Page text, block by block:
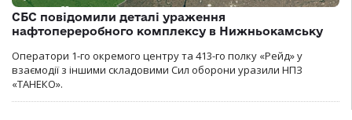
СБС повідомили деталі ураження
нафтопереробного комплексу в Нижньокамську
Оператори 1-го окремого центру та 413-го полку «Рейд» у
взаємодії з іншими складовими Сил оборони уразили НПЗ
«ТАНЕКО».